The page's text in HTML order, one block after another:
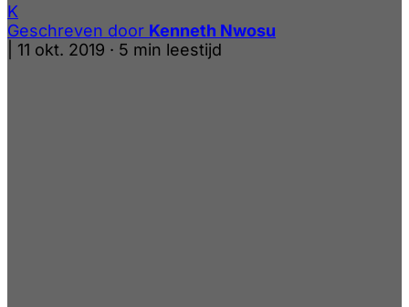
K
Geschreven door Kenneth Nwosu
11 okt. 2019 · 5 min leestijd